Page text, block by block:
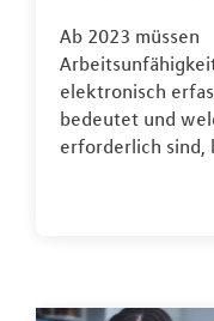
Ab 2023 müssen
elektronisch
bedeutet und
erforderlich sind,